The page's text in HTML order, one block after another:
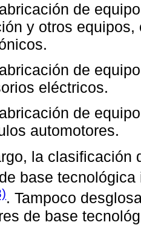
de
y otros
de
eléctricos.
de
automotores.
la clasificación
base
. Tampoco
de base